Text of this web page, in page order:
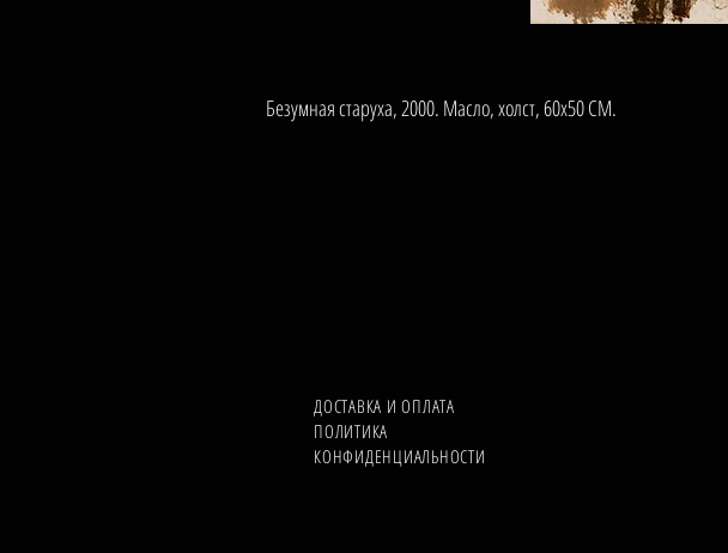
Безумная старуха, 2000. Масло, холст, 60х50 СМ.
ДОСТАВКА И ОПЛАТА
ПОЛИТИКА
КОНФИДЕНЦИАЛЬНОСТИ